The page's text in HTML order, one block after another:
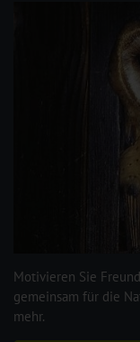
Motivieren Sie
gemeinsam für die
mehr.